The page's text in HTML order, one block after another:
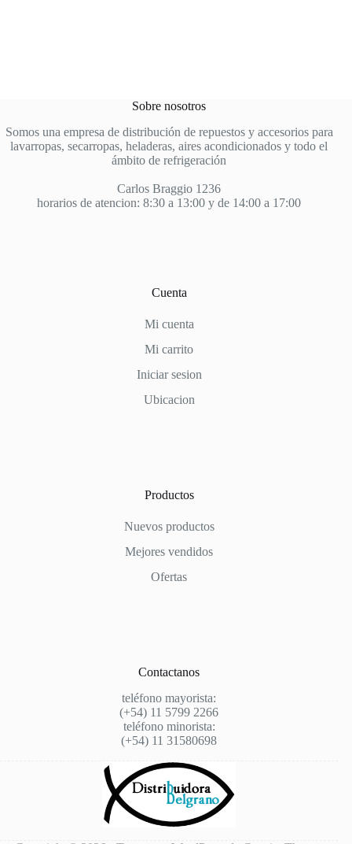
Sobre nosotros
Somos una empresa de distribución de repuestos y accesorios para
lavarropas, secarropas, heladeras, aires acondicionados y todo el
ámbito de refrigeración
Carlos Braggio 1236
horarios de atencion: 8:30 a 13:00 y de 14:00 a 17:00
Cuenta
Mi cuenta
Mi carrito
Iniciar sesion
Ubicacion
Productos
Nuevos productos
Mejores vendidos
Ofertas
Contactanos
teléfono mayorista:
(+54) 11 5799 2266
teléfono minorista:
(+54) 11 31580698